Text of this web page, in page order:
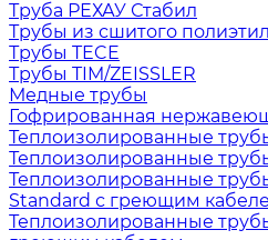
Труба РЕХАУ Стабил
Трубы из сшитого
Трубы TECE
Трубы TIM/ZEISSLER
Медные трубы
Гофрированная
Теплоизолированные
Теплоизолированные
Теплоизолированные
Standard с греющим
Теплоизолированные